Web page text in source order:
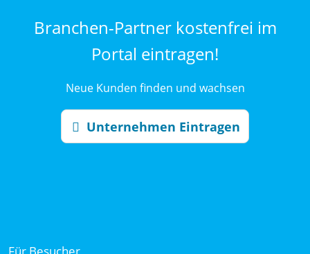
Branchen-Partner kostenfrei im
Portal eintragen!
Neue Kunden finden und wachsen
Unternehmen Eintragen